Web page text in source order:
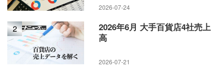
2026-07-24
2
2026年6月 大手百貨店4社売上
高
2026-07-21